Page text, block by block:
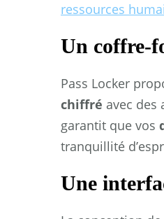
ressources
Un coffre-
Pass Locker
chiffré avec
garantit que vos
tranquillité
Une